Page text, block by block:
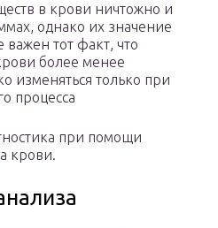
в крови ничтожно и
однако их значение
тот факт, что
более менее
изменяться только при
процесса
при помощи
крови.